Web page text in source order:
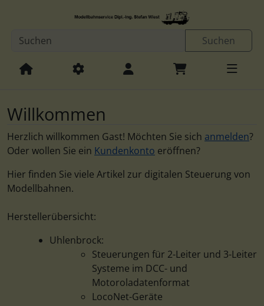
Springe zum Inhalt
Suchen
Willkommen
Herzlich willkommen Gast! Möchten Sie sich anmelden?
Oder wollen Sie ein Kundenkonto eröffnen?
Hier finden Sie viele Artikel zur digitalen Steuerung von
Modellbahnen.
Herstellerübersicht:
Uhlenbrock:
Steuerungen für 2-Leiter und 3-Leiter
Systeme im DCC- und
Motoroladatenformat
LocoNet-Geräte